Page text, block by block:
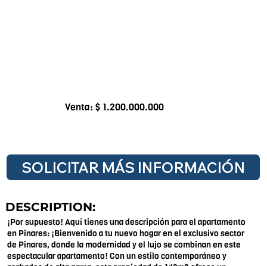
Venta: $ 1.200.000.000
SOLICITAR MÁS INFORMACIÓN
DESCRIPTION:
¡Por supuesto! Aquí tienes una descripción para el apartamento
en Pinares: ¡Bienvenido a tu nuevo hogar en el exclusivo sector
de Pinares, donde la modernidad y el lujo se combinan en este
espectacular apartamento! Con un estilo contemporáneo y